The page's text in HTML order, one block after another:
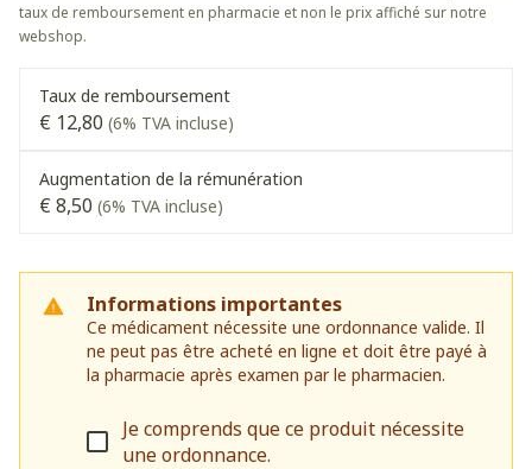
taux de remboursement en pharmacie et non le prix affiché sur notre
webshop.
Taux de remboursement
€ 12,80 (6% TVA incluse)
Augmentation de la rémunération
€ 8,50 (6% TVA incluse)
Informations importantes
Ce médicament nécessite une ordonnance valide. Il
ne peut pas être acheté en ligne et doit être payé à
la pharmacie après examen par le pharmacien.
Je comprends que ce produit nécessite
une ordonnance.